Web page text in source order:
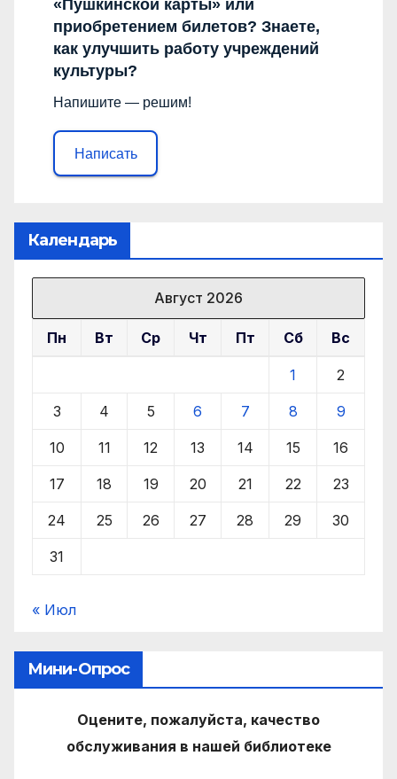
«Пушкинской карты» или
приобретением билетов? Знаете,
как улучшить работу учреждений
культуры?
Напишите — решим!
Написать
Календарь
Август 2026
Пн Вт Ср Чт Пт Сб Вс
1 2
3 4 5 6 7 8 9
10 11 12 13 14 15 16
17 18 19 20 21 22 23
24 25 26 27 28 29 30
31
« Июл
Мини-Опрос
Оцените, пожалуйста, качество
обслуживания в нашей библиотеке